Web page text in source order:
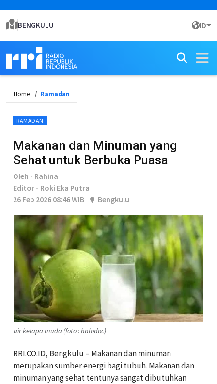
BENGKULU ID
Home Ramadan
RAMADAN
Makanan dan Minuman yang
Sehat untuk Berbuka Puasa
Oleh - Rahina
Editor - Roki Eka Putra
26 Feb 2026 08:46 WIB
Bengkulu
air kelapa muda (foto : halodoc)
RRI.CO.ID, Bengkulu – Makanan dan minuman
merupakan sumber energi bagi tubuh. Makanan dan
minuman yang sehat tentunya sangat dibutuhkan